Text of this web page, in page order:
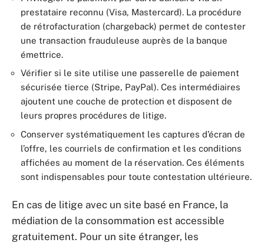
prestataire reconnu (Visa, Mastercard). La procédure
de rétrofacturation (chargeback) permet de contester
une transaction frauduleuse auprès de la banque
émettrice.
Vérifier si le site utilise une passerelle de paiement
sécurisée tierce (Stripe, PayPal). Ces intermédiaires
ajoutent une couche de protection et disposent de
leurs propres procédures de litige.
Conserver systématiquement les captures d’écran de
l’offre, les courriels de confirmation et les conditions
affichées au moment de la réservation. Ces éléments
sont indispensables pour toute contestation ultérieure.
En cas de litige avec un site basé en France, la
médiation de la consommation est accessible
gratuitement. Pour un site étranger, les